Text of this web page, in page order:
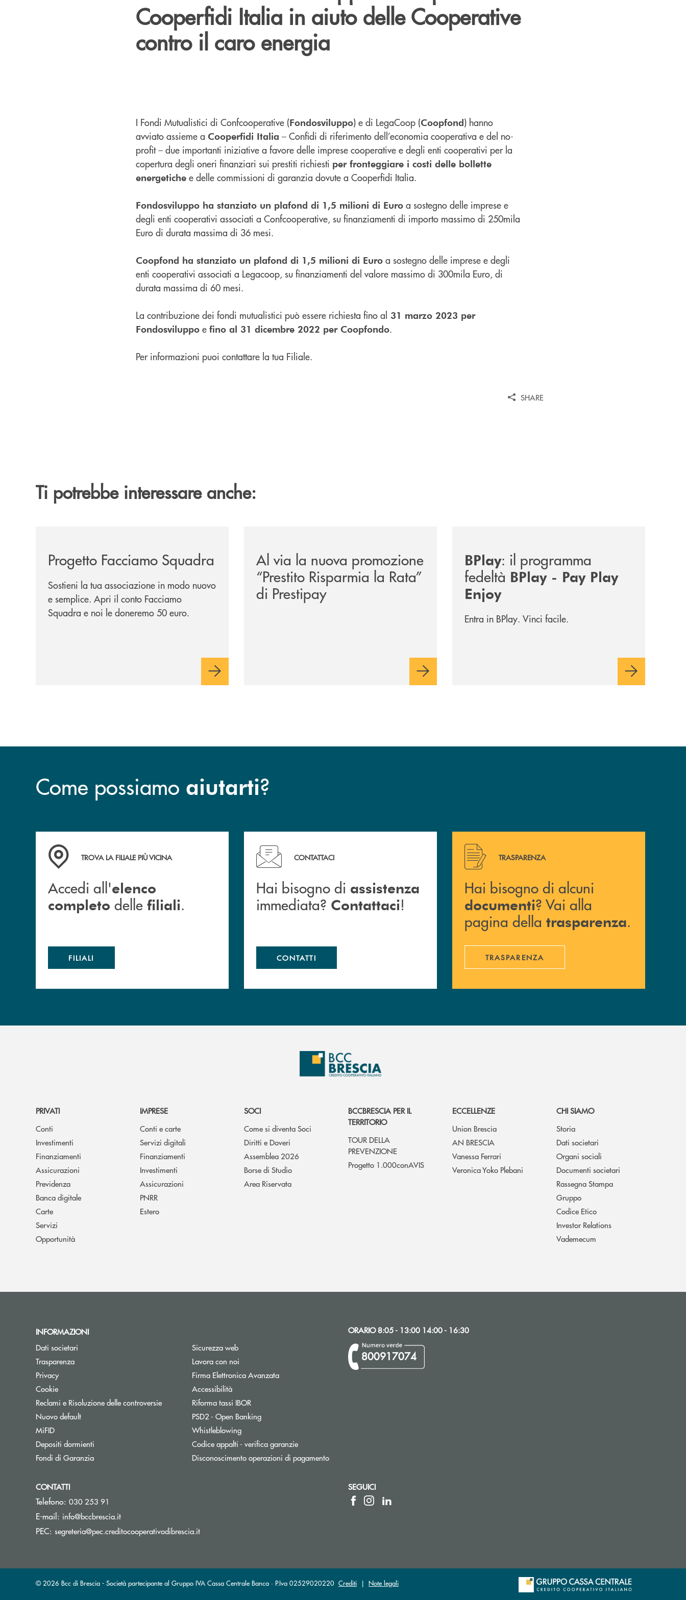
Cooperfidi Italia in aiuto delle Cooperative
contro il caro energia
I Fondi Mutualistici di Confcooperative (Fondosviluppo) e di LegaCoop (Coopfond) hanno
avviato assieme a Cooperfidi Italia – Confidi di riferimento dell’economia cooperativa e del no-
profit – due importanti iniziative a favore delle imprese cooperative e degli enti cooperativi per la
copertura degli oneri finanziari sui prestiti richiesti per fronteggiare i costi delle bollette
energetiche e delle commissioni di garanzia dovute a Cooperfidi Italia.
Fondosviluppo ha stanziato un plafond di 1,5 milioni di Euro a sostegno delle imprese e
degli enti cooperativi associati a Confcooperative, su finanziamenti di importo massimo di 250mila
Euro di durata massima di 36 mesi.
Coopfond ha stanziato un plafond di 1,5 milioni di Euro a sostegno delle imprese e degli
enti cooperativi associati a Legacoop, su finanziamenti del valore massimo di 300mila Euro, di
durata massima di 60 mesi.
La contribuzione dei fondi mutualistici può essere richiesta fino al 31 marzo 2023 per
Fondosviluppo e fino al 31 dicembre 2022 per Coopfondo.
Per informazioni puoi contattare la tua Filiale.
SHARE
Ti potrebbe interessare anche:
Progetto Facciamo Squadra
Sostieni la tua associazione in modo nuovo
e semplice. Apri il conto Facciamo
Squadra e noi le doneremo 50 euro.
Al via la nuova promozione
“Prestito Risparmia la Rata”
di Prestipay
BPlay: il programma
fedeltà BPlay - Pay Play
Enjoy
Entra in BPlay. Vinci facile.
Come possiamo aiutarti?
Accedi all' elenco completo delle filiali .
TROVA LA FILIALE PIÙ VICINA
Accedi all'elenco
completo delle filiali.
FILIALI
Hai bisogno di assistenza immediata? Contattaci !
CONTATTACI
Hai bisogno di assistenza
immediata? Contattaci!
CONTATTI
Hai bisogno di alcuni documenti ? Vai alla pagina della
TRASPARENZA
Hai bisogno di alcuni
documenti? Vai alla
pagina della trasparenza.
TRASPARENZA
PRIVATI
Conti
Investimenti
Finanziamenti
Assicurazioni
Previdenza
Banca digitale
Carte
Servizi
Opportunità
IMPRESE
Conti e carte
Servizi digitali
Finanziamenti
Investimenti
Assicurazioni
PNRR
Estero
SOCI
Come si diventa Soci
Diritti e Doveri
Assemblea 2026
Borse di Studio
Area Riservata
BCCBRESCIA PER IL
TERRITORIO
TOUR DELLA
PREVENZIONE
Progetto 1.000conAVIS
ECCELLENZE
Union Brescia
AN BRESCIA
Vanessa Ferrari
Veronica Yoko Plebani
CHI SIAMO
Storia
Dati societari
Organi sociali
Documenti societari
Rassegna Stampa
Gruppo
Codice Etico
Investor Relations
Vademecum
INFORMAZIONI
Dati societari
Trasparenza
Privacy
Cookie
Reclami e Risoluzione delle controversie
Nuovo default
MiFID
Depositi dormienti
Fondi di Garanzia
Sicurezza web
Lavora con noi
Firma Elettronica Avanzata
Accessibilità
Riforma tassi IBORApre una nuova finestra
PSD2 - Open Banking
Whistleblowing
Codice appalti - verifica garanzie
Disconoscimento operazioni di pagamento
ORARIO 8:05 - 13:00 14:00 - 16:30
800917074
CONTATTI
Telefono: 030 253 91
E-mail: info@bccbrescia.it(si apre l’app di posta elettronica)
PEC: segreteria@pec.creditocooperativodibrescia.it(si apre l’app di posta elettronica)
SEGUICI
© 2026 Bcc di Brescia - Società partecipante al Gruppo IVA Cassa Centrale Banca · P.Iva 02529020220 Crediti | Note legali